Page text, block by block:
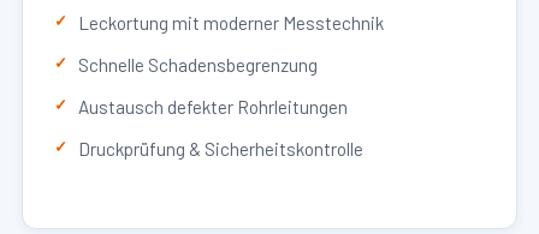
Leckortung mit moderner Messtechnik
Schnelle Schadensbegrenzung
Austausch defekter Rohrleitungen
Druckprüfung & Sicherheitskontrolle